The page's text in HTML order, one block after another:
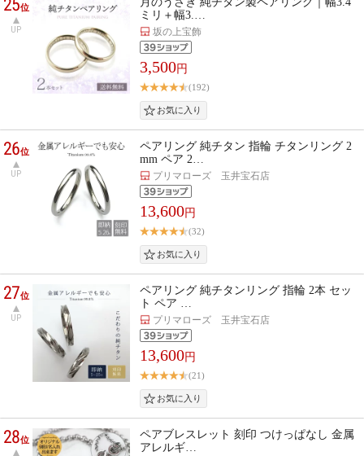
25位
UP
ミリ＋幅3.…
坂の上宝飾
3,500円
(192)
26位
UP
ペアリング 純チタン 指輪 チタンリング 2
mm ペア 2…
プリマローズ 玉井宝石店
13,600円
(32)
27位
UP
ペアリング 純チタンリング 指輪 2本 セッ
ト ペア …
プリマローズ 玉井宝石店
13,600円
(21)
28位
ペアブレスレット 刻印 つけっぱなし 金属
アレルギ…